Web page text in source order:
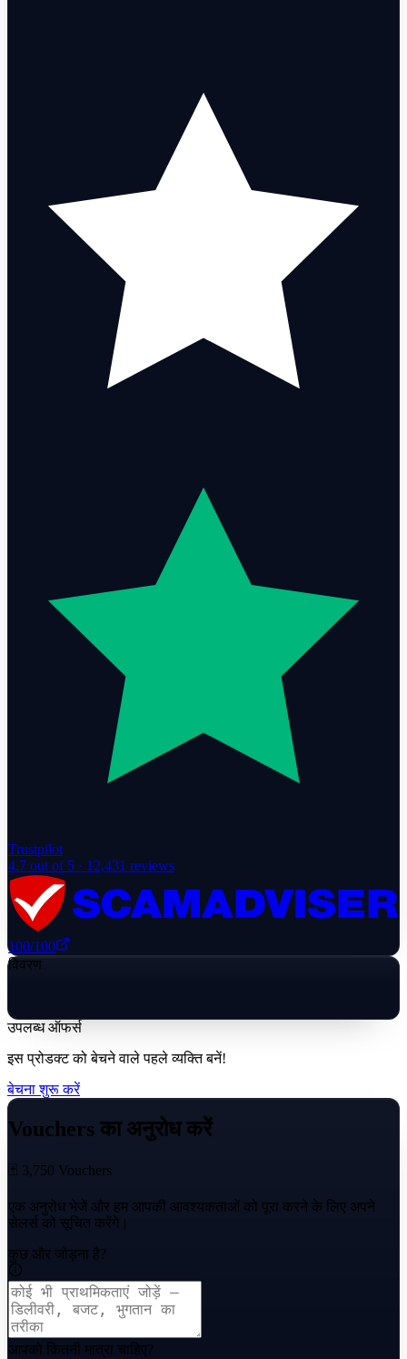
Trustpilot
4.7 out of 5 · 12,431 reviews
100/100
विवरण
उपलब्ध ऑफर्स
इस प्रोडक्ट को बेचने वाले पहले व्यक्ति बनें!
बेचना शुरू करें
Vouchers का अनुरोध करें
🃏 3,750 Vouchers
एक अनुरोध भेजें और हम आपकी आवश्यकताओं को पूरा करने के लिए अपने
सेलर्स को सूचित करेंगे।
कुछ और जोड़ना है?
आपको कितनी मात्रा चाहिए?